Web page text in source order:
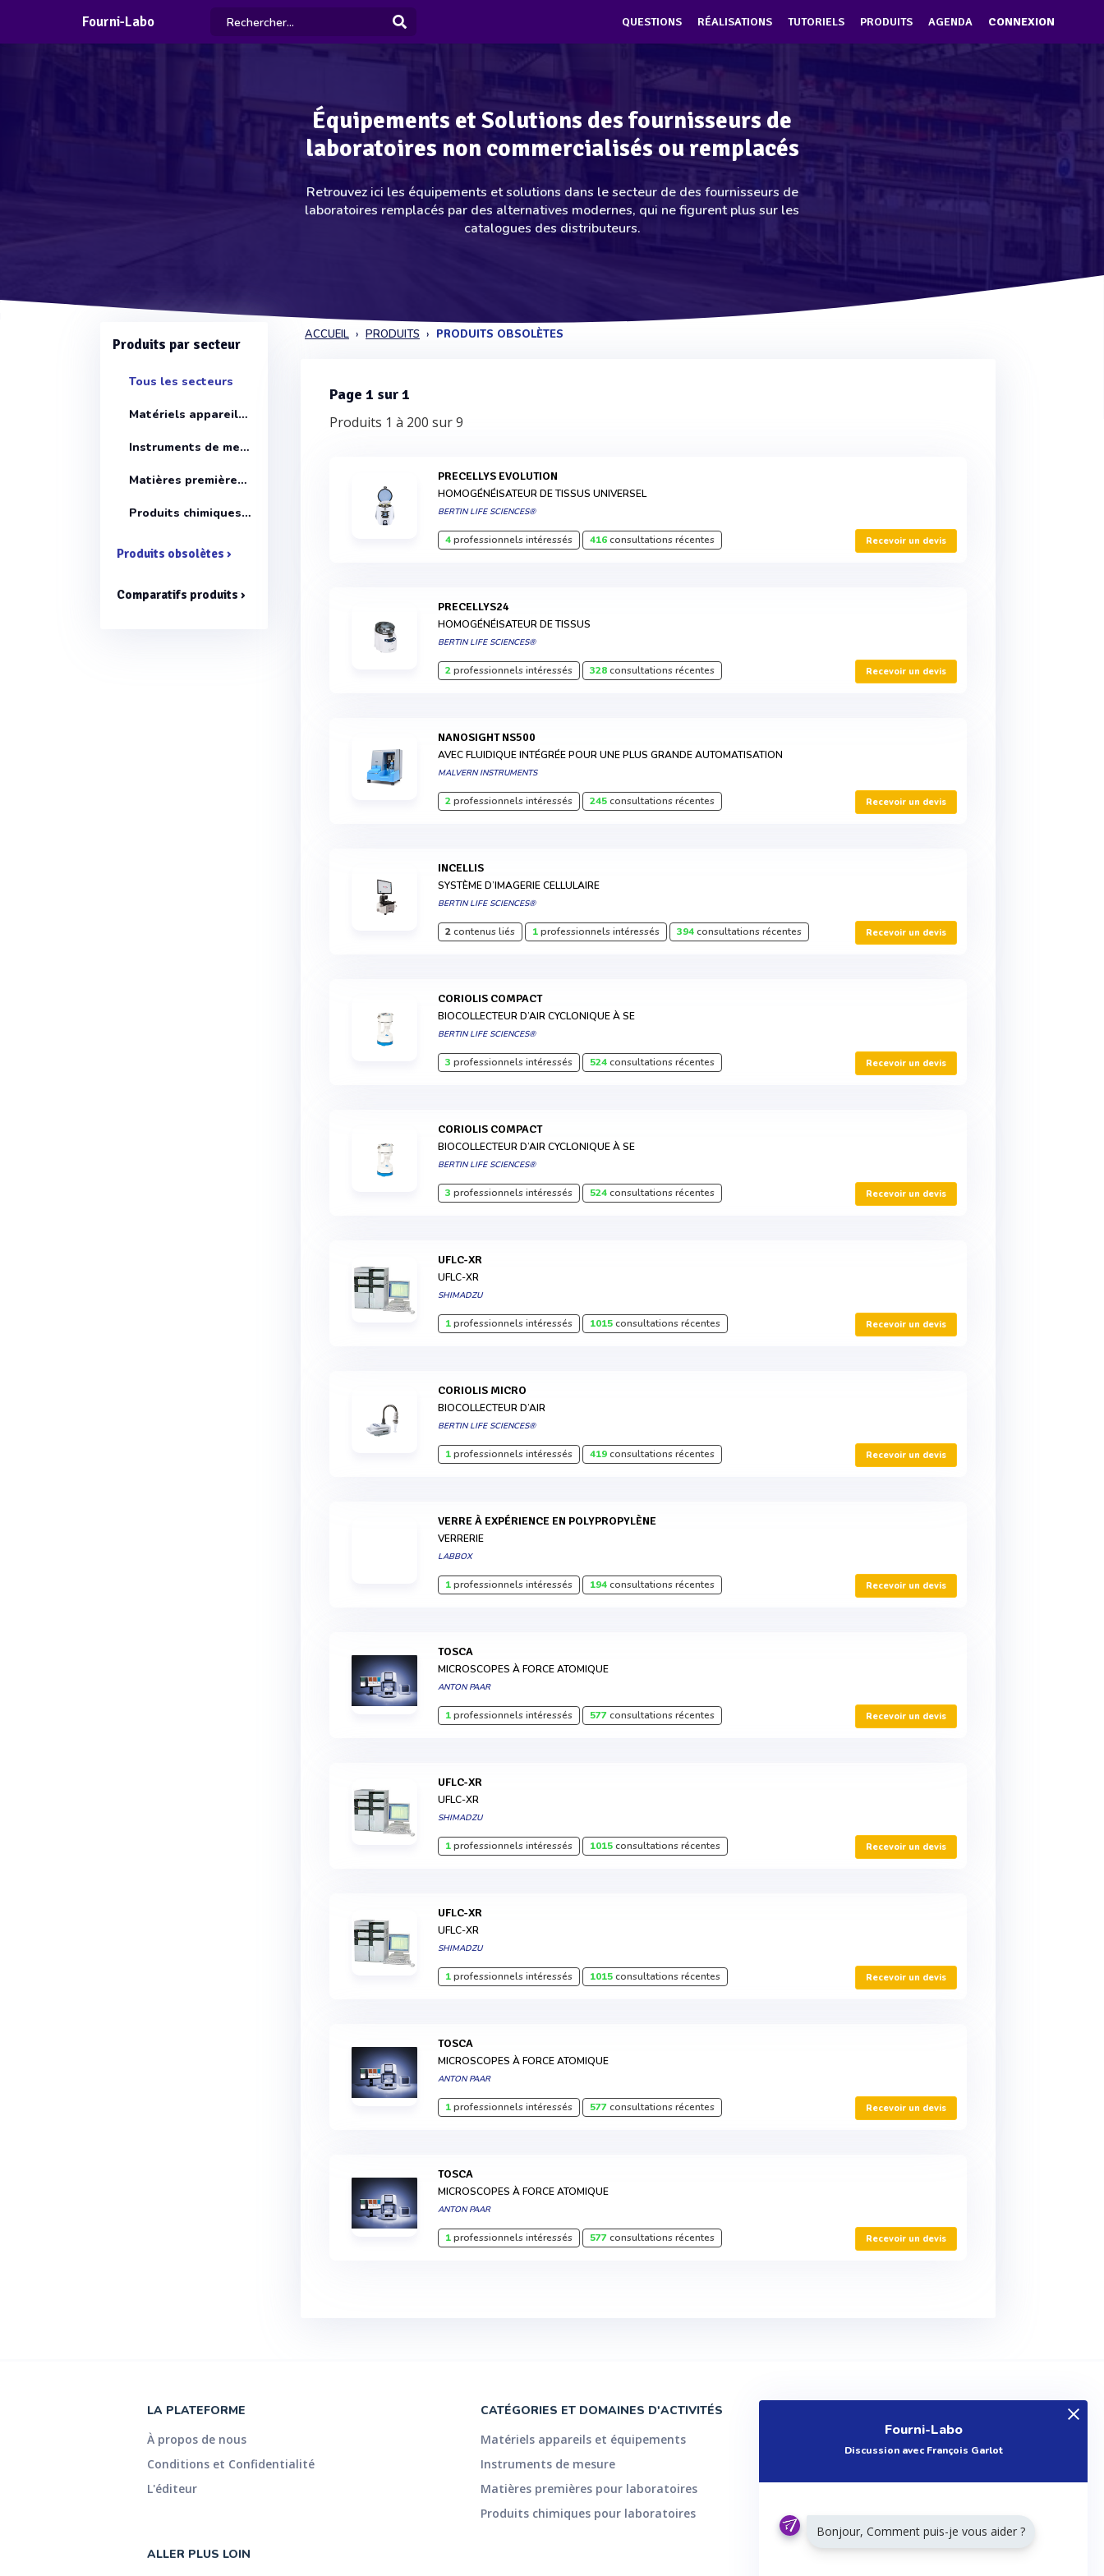
Fourni-Labo QUESTIONS RÉALISATIONS TUTORIELS PRODUITS AGENDA CONNEXION
Équipements et Solutions des fournisseurs de
laboratoires non commercialisés ou remplacés
Retrouvez ici les équipements et solutions dans le secteur de des fournisseurs de
laboratoires remplacés par des alternatives modernes, qui ne figurent plus sur les
catalogues des distributeurs.
Produits par secteur
Tous les secteurs
Matériels appareils et équipements
Instruments de mesure
Matières premières pour laboratoires
Produits chimiques pour laboratoires
Produits obsolètes ›
Comparatifs produits ›
ACCUEIL PRODUITS PRODUITS OBSOLÈTES
Page 1 sur 1
Produits 1 à 200 sur 9
PRECELLYS EVOLUTION
HOMOGÉNÉISATEUR DE TISSUS UNIVERSEL
BERTIN LIFE SCIENCES®
4professionnels intéressés 416consultations récentes Recevoir un devis
PRECELLYS24
HOMOGÉNÉISATEUR DE TISSUS
BERTIN LIFE SCIENCES®
2professionnels intéressés 328consultations récentes Recevoir un devis
NANOSIGHT NS500
AVEC FLUIDIQUE INTÉGRÉE POUR UNE PLUS GRANDE AUTOMATISATION
MALVERN INSTRUMENTS
2professionnels intéressés 245consultations récentes Recevoir un devis
INCELLIS
SYSTÈME D’IMAGERIE CELLULAIRE
BERTIN LIFE SCIENCES®
2contenus liés 1professionnels intéressés 394consultations récentes Recevoir un devis
CORIOLIS COMPACT
BIOCOLLECTEUR D’AIR CYCLONIQUE À SE
BERTIN LIFE SCIENCES®
3 professionnels intéressés 524consultations récentes Recevoir un devis
CORIOLIS COMPACT
BIOCOLLECTEUR D’AIR CYCLONIQUE À SE
BERTIN LIFE SCIENCES®
3 professionnels intéressés 524consultations récentes Recevoir un devis
UFLC-XR
UFLC-XR
SHIMADZU
1professionnels intéressés 1015consultations récentes Recevoir un devis
CORIOLIS MICRO
BIOCOLLECTEUR D’AIR
BERTIN LIFE SCIENCES®
1professionnels intéressés 419consultations récentes Recevoir un devis
VERRE À EXPÉRIENCE EN POLYPROPYLÈNE
VERRERIE
LABBOX
1professionnels intéressés 194consultations récentes Recevoir un devis
TOSCA
MICROSCOPES À FORCE ATOMIQUE
ANTON PAAR
1professionnels intéressés 577consultations récentes Recevoir un devis
UFLC-XR
UFLC-XR
SHIMADZU
1professionnels intéressés 1015consultations récentes Recevoir un devis
UFLC-XR
UFLC-XR
SHIMADZU
1professionnels intéressés 1015consultations récentes Recevoir un devis
TOSCA
MICROSCOPES À FORCE ATOMIQUE
ANTON PAAR
1professionnels intéressés 577consultations récentes Recevoir un devis
TOSCA
MICROSCOPES À FORCE ATOMIQUE
ANTON PAAR
1professionnels intéressés 577consultations récentes Recevoir un devis
LA PLATEFORME
À propos de nous
Conditions et Confidentialité
L'éditeur
ALLER PLUS LOIN
CATÉGORIES ET DOMAINES D'ACTIVITÉS
Matériels appareils et équipements
Instruments de mesure
Matières premières pour laboratoires
Produits chimiques pour laboratoires
Réalisations
Tutoriels
Fourni-Labo
Discussion avec François Garlot
Bonjour, Comment puis-je vous aider ?